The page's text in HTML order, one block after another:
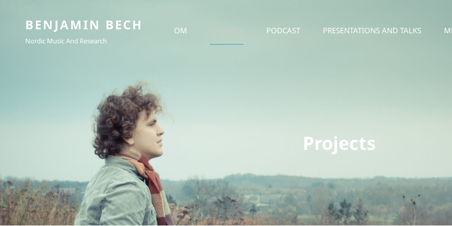
BENJAMIN BECH
Nordic Music And Research
OM PROJECTS PODCAST PRESENTATIONS AND TALKS
Projects